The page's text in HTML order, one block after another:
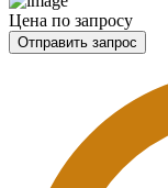
Цена по запросу
Отправить запрос